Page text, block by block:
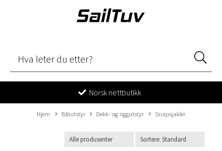
Norsk nettbutikk
Hjem Båtutstyr Dekk- og riggutstyr Snapsjakler